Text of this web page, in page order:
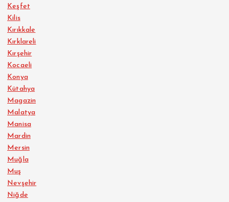
Keşfet
Kilis
Kırıkkale
Kırklareli
Kırşehir
Kocaeli
Konya
Kütahya
Magazin
Malatya
Manisa
Mardin
Mersin
Muğla
Muş
Nevşehir
Niğde